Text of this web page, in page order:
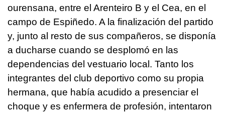
ourensana, entre el Arenteiro B y el Cea, en el
campo de Espiñedo. A la finalización del partido
y, junto al resto de sus compañeros, se disponía
a ducharse cuando se desplomó en las
dependencias del vestuario local. Tanto los
integrantes del club deportivo como su propia
hermana, que había acudido a presenciar el
choque y es enfermera de profesión, intentaron